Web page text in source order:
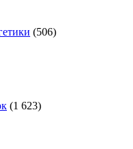
(506)
(1 623)